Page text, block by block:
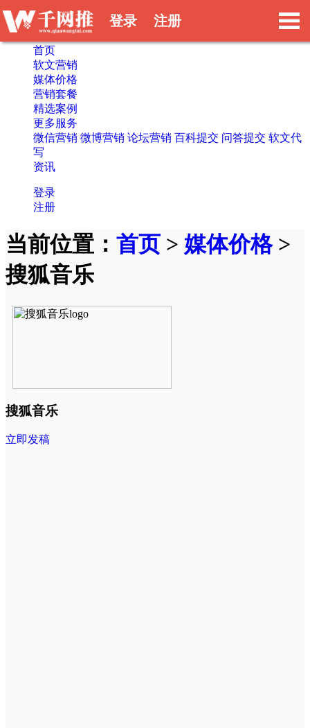
登录 注册
首页
软文营销
媒体价格
营销套餐
精选案例
更多服务
微信营销 微博营销 论坛营销 百科提交 问答提交 软文代
写
资讯
登录
注册
当前位置： 首页 > 媒体价格>
搜狐音乐
搜狐音乐
立即发稿